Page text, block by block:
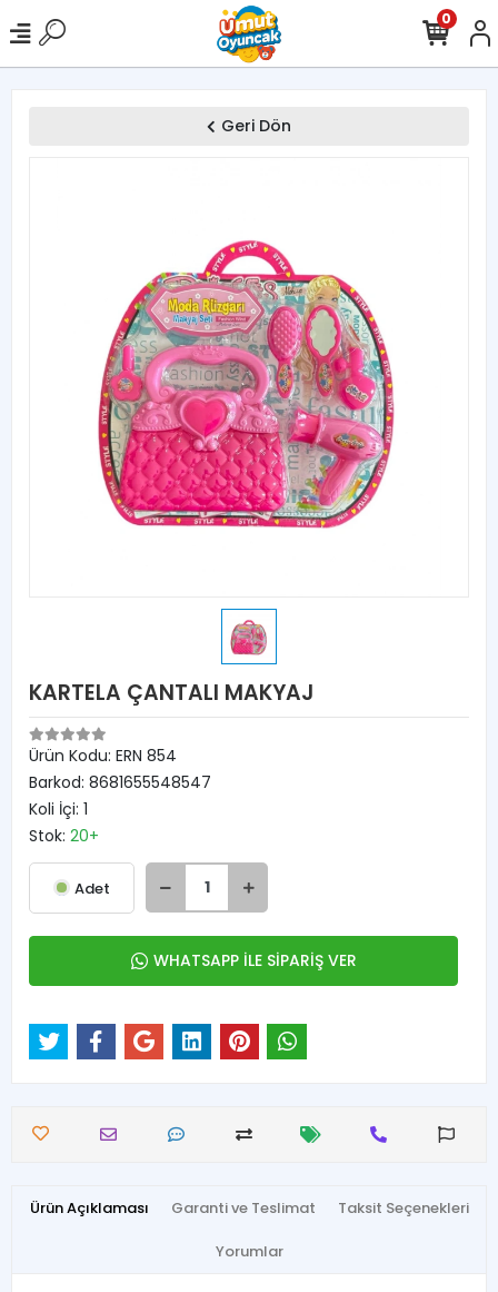
0
Geri Dön
KARTELA ÇANTALI MAKYAJ
Ürün Kodu: ERN 854
Barkod: 8681655548547
Koli İçi: 1
Stok: 20+
Adet
WHATSAPP İLE SİPARİŞ VER
Ürün Açıklaması Garanti ve Teslimat Taksit Seçenekleri
Yorumlar